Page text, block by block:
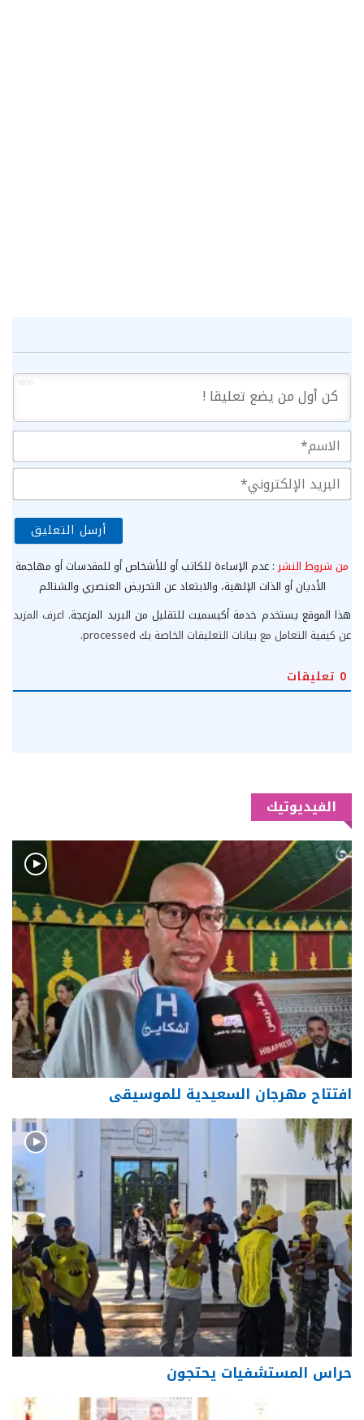
1000
من شروط النشر: عدم الإساءة للكاتب أو للأشخاص أو للمقدسات أو مهاجمة
الأديان أو الذات الإلهية، والابتعاد عن التحريض العنصري والشتائم
هذا الموقع يستخدم خدمة أكيسميت للتقليل من البريد المزعجة. اعرف المزيد
عن كيفية التعامل مع بيانات التعليقات الخاصة بك processed
.
0 تعليقات
الفيديوتيك
افتتاح مهرجان السعيدية للموسيقى
حراس المستشفيات يحتجون